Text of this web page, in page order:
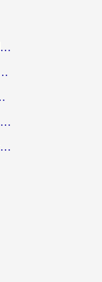
网易蜗牛读书在海外有地区限制怎么破解？3个实用方案帮你畅读无阻（附缅甸美国使用技巧）
？海外党亲测有效的回国加速解决方案
南（附听书音乐全攻略）
在英国境内怎么看中国电视剧？留英党亲测有效的追剧自由指南
在暴雪时分国外地区限制怎么看？海外党亲测有效的回国加速指南